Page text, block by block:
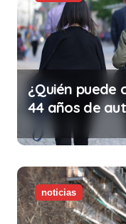
¿Quién puede
44 años de
noticias